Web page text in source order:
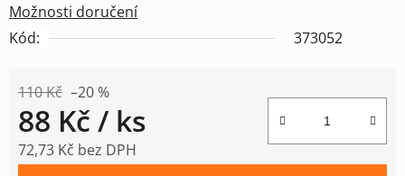
Možnosti doručení
Kód:
373052
110 Kč –20 %
88 Kč / ks
72,73 Kč bez DPH